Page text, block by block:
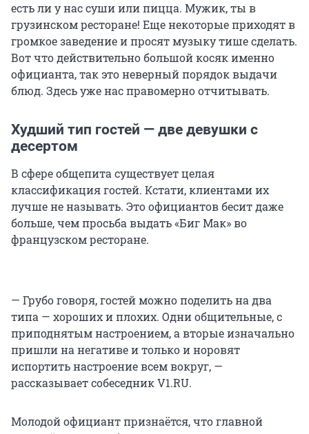
есть ли у нас суши или пицца. Мужик, ты в
грузинском ресторане! Еще некоторые приходят в
громкое заведение и просят музыку тише сделать.
Вот что действительно большой косяк именно
официанта, так это неверный порядок выдачи
блюд. Здесь уже нас правомерно отчитывать.
Худший тип гостей — две девушки с
десертом
В сфере общепита существует целая
классификация гостей. Кстати, клиентами их
лучше не называть. Это официантов бесит даже
больше, чем просьба выдать «Биг Мак» во
французском ресторане.
— Грубо говоря, гостей можно поделить на два
типа — хороших и плохих. Одни общительные, с
приподнятым настроением, а вторые изначально
пришли на негативе и только и норовят
испортить настроение всем вокруг, —
рассказывает собеседник V1.RU.
Молодой официант признаётся, что главной